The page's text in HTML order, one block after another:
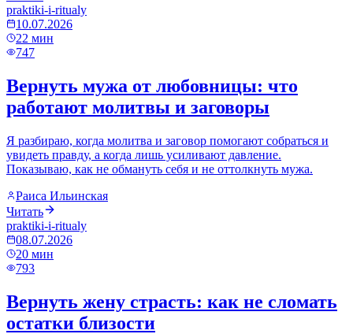
praktiki-i-ritualy
10.07.2026
22 мин
747
Вернуть мужа от любовницы: что
работают молитвы и заговоры
Я разбираю, когда молитва и заговор помогают собраться и
увидеть правду, а когда лишь усиливают давление.
Показываю, как не обмануть себя и не оттолкнуть мужа.
Раиса Ильинская
Читать
praktiki-i-ritualy
08.07.2026
20 мин
793
Вернуть жену страсть: как не сломать
остатки близости